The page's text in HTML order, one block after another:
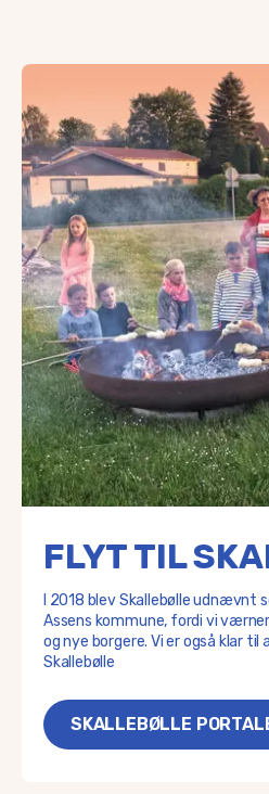
FLYT TIL
I 2018 blev Skallebølle udnævnt
Assens kommune, fordi vi
og nye borgere. Vi er også klar
Skallebølle
SKALLEBØLLE